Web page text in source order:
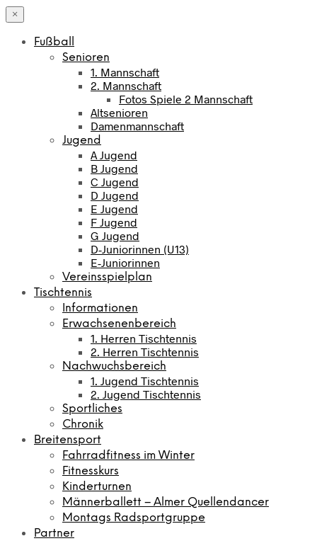
×
Fußball
Senioren
1. Mannschaft
2. Mannschaft
Fotos Spiele 2 Mannschaft
Altsenioren
Damenmannschaft
Jugend
A Jugend
B Jugend
C Jugend
D Jugend
E Jugend
F Jugend
G Jugend
D-Juniorinnen (U13)
E-Juniorinnen
Vereinsspielplan
Tischtennis
Informationen
Erwachsenenbereich
1. Herren Tischtennis
2. Herren Tischtennis
Nachwuchsbereich
1. Jugend Tischtennis
2. Jugend Tischtennis
Sportliches
Chronik
Breitensport
Fahrradfitness im Winter
Fitnesskurs
Kinderturnen
Männerballett – Almer Quellendancer
Montags Radsportgruppe
Partner